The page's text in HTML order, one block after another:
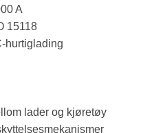
A
15118
hurtiglading
lader og kjøretøy